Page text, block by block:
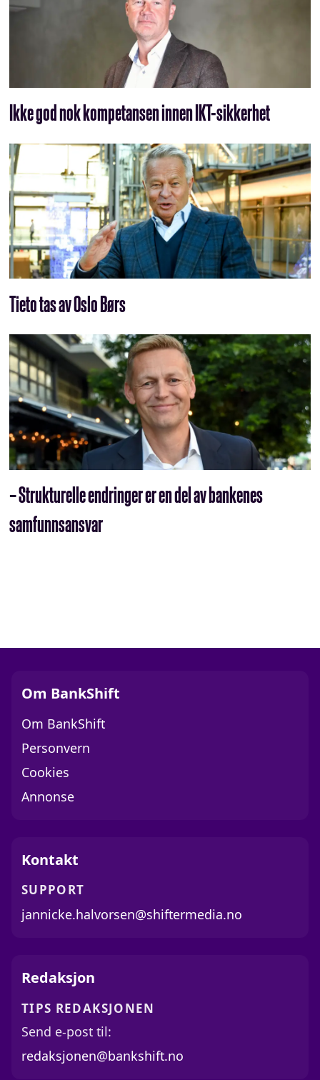
Ikke god nok kompetansen innen IKT-sikkerhet
Tieto tas av Oslo Børs
– Strukturelle endringer er en del av bankenes
samfunnsansvar
Om BankShift
Om BankShift
Personvern
Cookies
Annonse
Kontakt
SUPPORT
jannicke.halvorsen@shiftermedia.no
Redaksjon
TIPS REDAKSJONEN
Send e-post til:
redaksjonen@bankshift.no